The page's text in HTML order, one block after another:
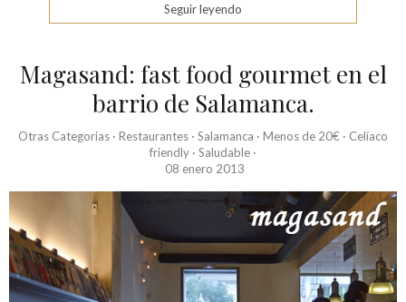
Seguir leyendo
Magasand: fast food gourmet en el
barrio de Salamanca.
Otras Categorias · Restaurantes · Salamanca · Menos de 20€ · Celíaco
friendly · Saludable ·
08 enero 2013